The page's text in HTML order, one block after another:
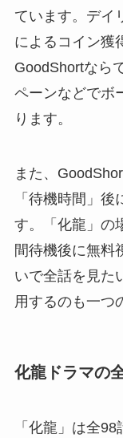
ています。デイ
によるコイン獲
GoodShortなら
ペーンなどでボ
ります。
また、
「待機時間」
す。「化龍」の
間待機後に無料
いで全話を見た
用するのも一つ
化龍ドラマの
「化龍」は全